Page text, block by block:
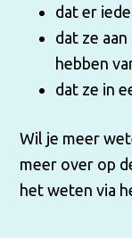
dat er
dat ze
hebben
dat ze in
Wil je meer
meer over op
het weten via